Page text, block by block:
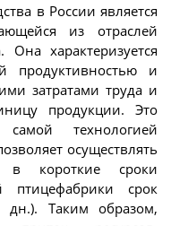
в России является
из отраслей
Она характеризуется
продуктивностью и
затратами труда и
продукции. Это
технологией
осуществлять
в короткие сроки
птицефабрики срок
Таким образом,